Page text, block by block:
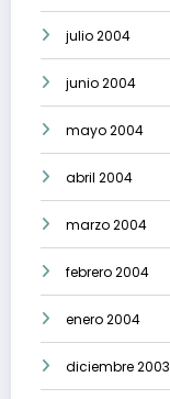
julio 2004
junio 2004
mayo 2004
abril 2004
marzo 2004
febrero 2004
enero 2004
diciembre 2003